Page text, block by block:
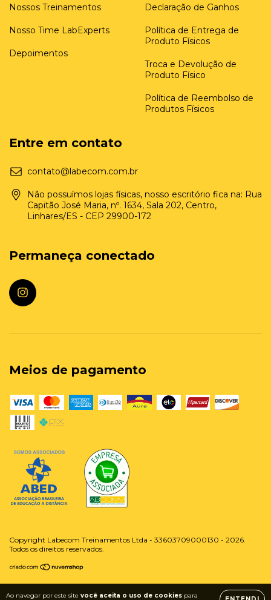
Ao navegar por este site você aceita o uso de cookies para
Nossos Treinamentos
Nosso Time LabExperts
Depoimentos
Declaração de Ganhos
Política de Entrega de
Produto Físicos
Troca e Devolução de
Produto Físico
Política de Reembolso de
Produtos Físicos
Entre em contato
contato@labecom.com.br
Não possuímos lojas físicas, nosso escritório fica na: Rua
Capitão José Maria, nº. 1634, Sala 202, Centro,
Linhares/ES - CEP 29900-172
Permaneça conectado
Meios de pagamento
Copyright Labecom Treinamentos Ltda - 33603709000130 - 2026.
Todos os direitos reservados.